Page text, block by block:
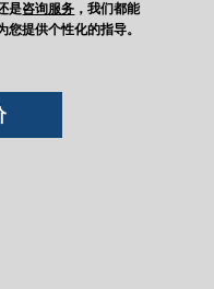
是咨询服务 ，我们都能
提供个性化的指导。